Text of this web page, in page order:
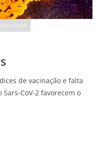
de vacinação e falta
CoV-2 favorecem o